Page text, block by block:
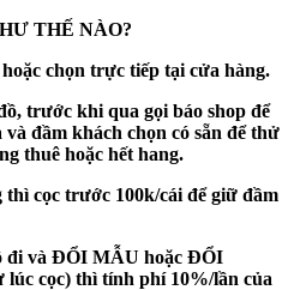
THẾ NÀO?
chọn trực tiếp tại cửa hàng.
trước khi qua gọi báo shop để
đầm khách chọn có sẵn để thử
thuê hoặc hết hang.
cọc trước 100k/cái để giữ đầm
đi và ĐỔI MẪU hoặc ĐỔI
lúc cọc) thì tính phí 10%/lần của